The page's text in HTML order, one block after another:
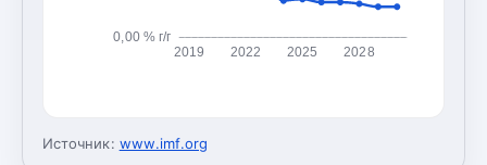
0,00 % г/г
2019 2022 2025 2028
Источник: www.imf.org